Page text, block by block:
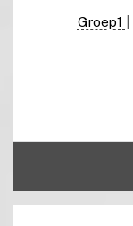
Groep1